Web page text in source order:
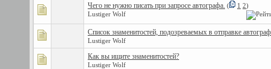
Чего не нужно писать при запросе автографа. ( 1 2)
Lustiger Wolf
Список знаменитостей, подозреваемых в отправке
Lustiger Wolf
Как вы ищите знаменитостей?
Lustiger Wolf